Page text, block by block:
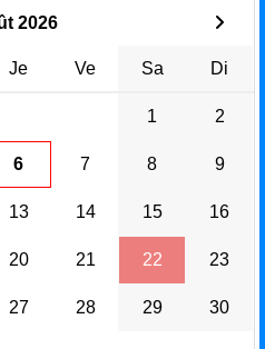
2026
Je Ve Sa Di
1 2
6 7 8 9
13 14 15 16
20 21 22 23
27 28 29 30